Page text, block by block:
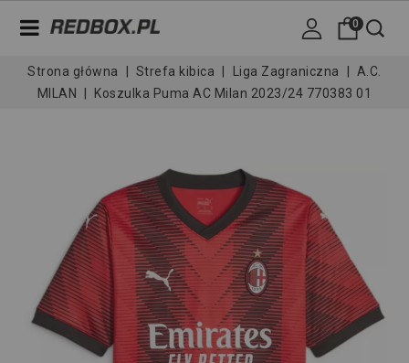
0
Strona główna Strefa kibica Liga Zagraniczna
A.C.
MILAN
Koszulka Puma AC Milan 2023/24 770383 01